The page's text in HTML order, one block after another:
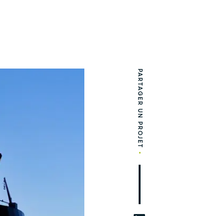
PARTAGER UN PROJET
•